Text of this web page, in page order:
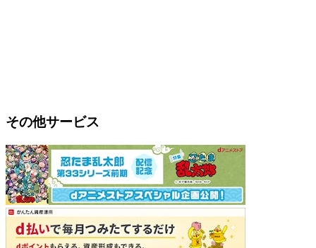
その他サービス